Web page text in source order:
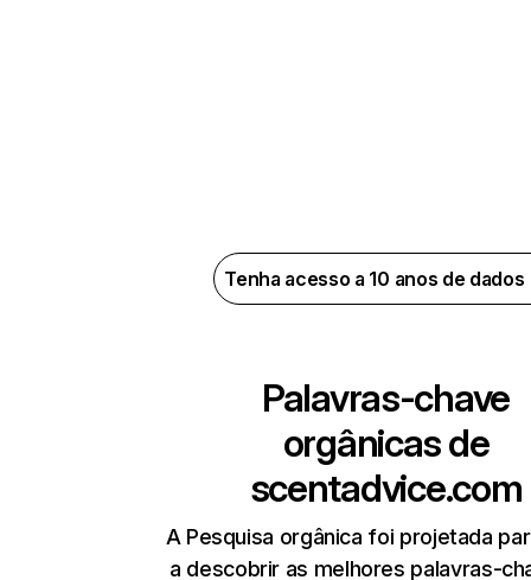
Tenha acesso a 10 anos de
Palavras-chave
orgânicas de
scentadvice.com
A Pesquisa orgânica foi projetada
a descobrir as melhores palavras-